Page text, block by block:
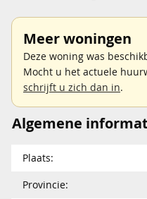
Meer woningen
Deze woning was
Mocht u het actuele
schrijft u zich dan in.
Algemene
Plaats:
Provincie: